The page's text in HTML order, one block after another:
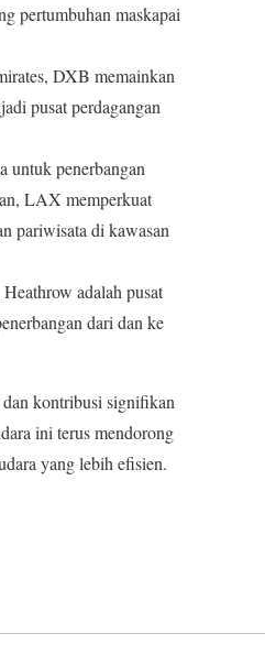
pertumbuhan maskapai
DXB memainkan
pusat perdagangan
untuk penerbangan
LAX memperkuat
pariwisata di kawasan
adalah pusat
dari dan ke
kontribusi signifikan
ini terus mendorong
yang lebih efisien.